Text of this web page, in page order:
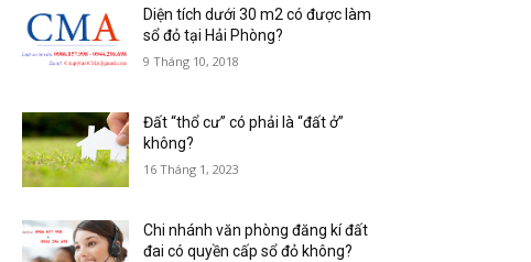
Diện tích dưới 30 m2 có được làm
sổ đỏ tại Hải Phòng?
9 Tháng 10, 2018
Đất “thổ cư” có phải là “đất ở”
không?
16 Tháng 1, 2023
Chi nhánh văn phòng đăng kí đất
đai có quyền cấp sổ đỏ không?